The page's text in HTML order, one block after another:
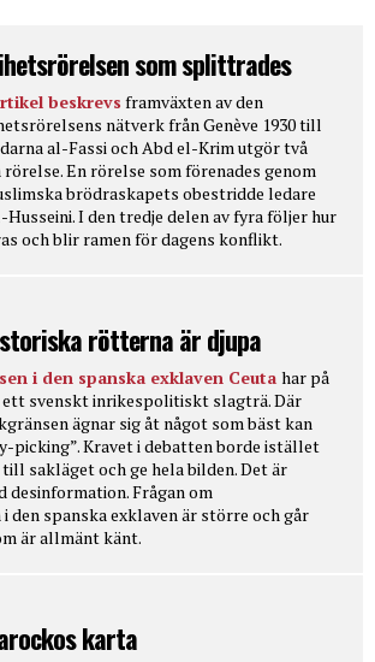
som splittrades
beskrevs framväxten av den
nätverk från Genève 1930 till
al-Fassi och Abd el-Krim utgör två
rörelse. En rörelse som förenades genom
brödraskapets obestridde ledare
I den tredje delen av fyra följer hur
och blir ramen för dagens konflikt.
rötterna är djupa
i den spanska exklaven Ceuta har på
ett svenskt inrikespolitiskt slagträ. Där
ägnar sig åt något som bäst kan
picking”. Kravet i debatten borde istället
sakläget och ge hela bilden. Det är
desinformation. Frågan om
den spanska exklaven är större och går
är allmänt känt.
karta